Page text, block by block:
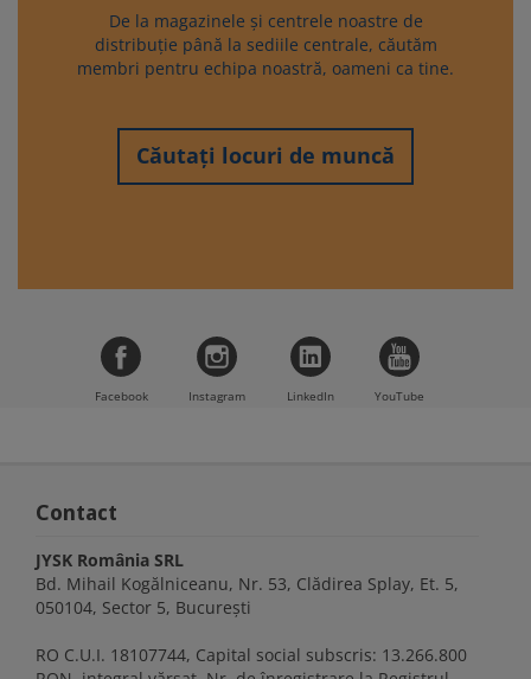
De la magazinele și centrele noastre de
distribuție până la sediile centrale, căutăm
membri pentru echipa noastră, oameni ca tine.
Căutați locuri de muncă
Facebook Instagram LinkedIn YouTube
Contact
JYSK România SRL
Bd. Mihail Kogălniceanu, Nr. 53, Clădirea Splay, Et. 5,
050104, Sector 5, București
RO C.U.I. 18107744, Capital social subscris: 13.266.800